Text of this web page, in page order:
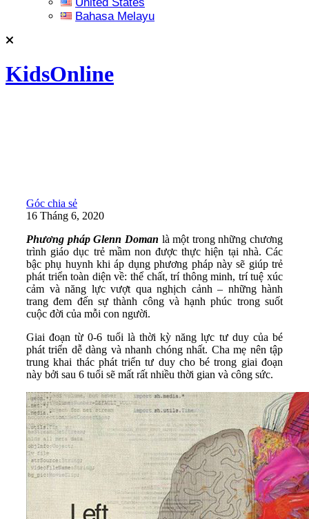
Bahasa Melayu
KidsOnline
Góc chia sẻ
16 Tháng 6, 2020
Phương pháp Glenn Doman là một trong những chương
trình giáo dục trẻ mầm non được thực hiện tại nhà. Các
bậc phụ huynh khi áp dụng phương pháp này sẽ giúp trẻ
phát triển toàn diện về: thể chất, trí thông minh, trí tuệ xúc
cảm và năng lực vượt qua nghịch cảnh – những hành
trang đem đến sự thành công và hạnh phúc trong suốt
cuộc đời của mỗi con người.
Giai đoạn từ 0-6 tuổi là thời kỳ năng lực tư duy của bé
phát triển dễ dàng và nhanh chóng nhất. Cha mẹ nên tập
trung khai thác phát triển tư duy cho bé trong giai đoạn
này bởi sau 6 tuổi sẽ mất rất nhiều thời gian và công sức.